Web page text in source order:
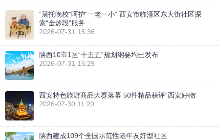
“晨托晚校”呵护“一老一小” 西安市临潼区东大街社区探
索“全龄段”服务
2026-07-31 15:36
陕西10市1区“十五五”规划纲要均已发布
2026-07-31 15:29
西安特色旅游商品大赛落幕 50件精品获评“西安好物”
2026-07-30 11:20
陕西建成109个全国示范性老年友好型社区